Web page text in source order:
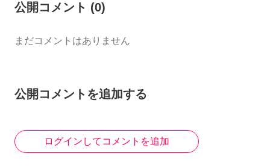
公開コメント (0)
まだコメントはありません
公開コメントを追加する
ログインしてコメントを追加